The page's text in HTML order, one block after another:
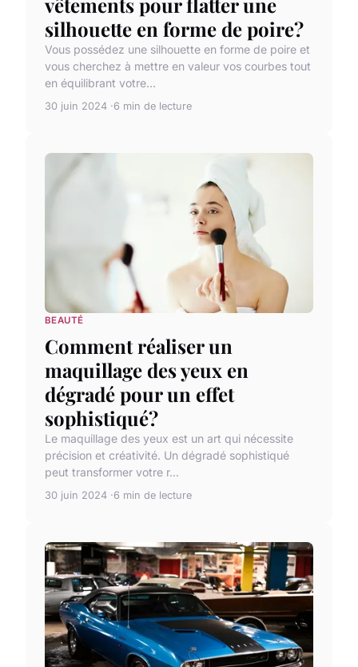
silhouette en forme de poire?
Vous possédez une silhouette en forme de poire et
vous cherchez à mettre en valeur vos courbes tout
en équilibrant votre...
30 juin 2024 6 min de lecture
BEAUTÉ
Comment réaliser un
maquillage des yeux en
dégradé pour un effet
sophistiqué?
Le maquillage des yeux est un art qui nécessite
précision et créativité. Un dégradé sophistiqué
peut transformer votre r...
30 juin 2024 6 min de lecture